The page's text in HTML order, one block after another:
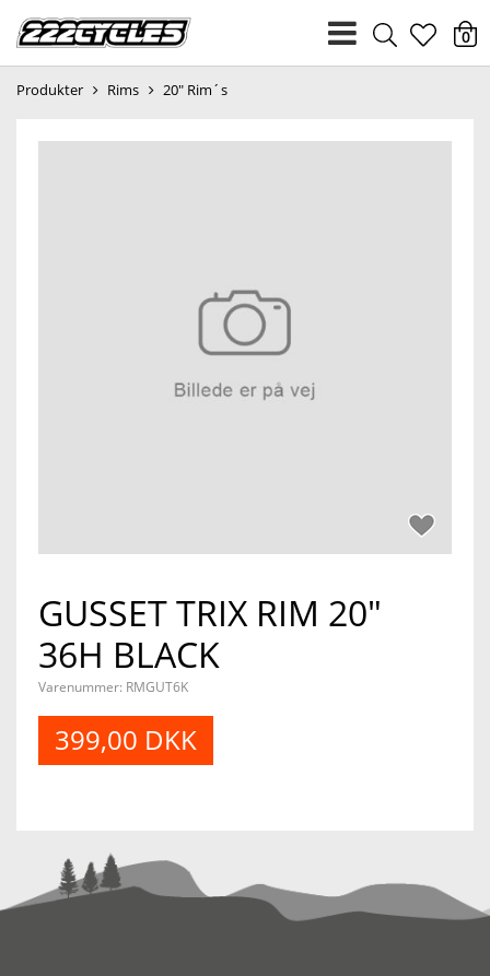
heart
0
Produkter Rims 20" Rim´s
GUSSET TRIX RIM 20"
36H BLACK
Varenummer: RMGUT6K
399,00 DKK